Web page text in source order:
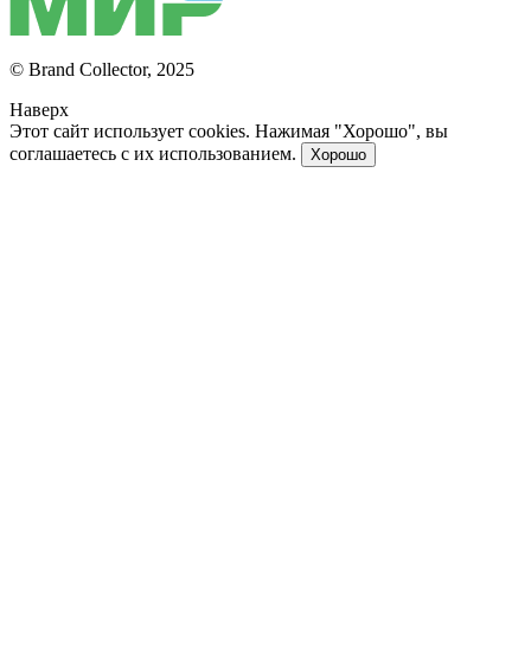
© Brand Collector, 2025
Наверх
Этот сайт использует cookies. Нажимая "Хорошо", вы
соглашаетесь с их использованием.
Хорошо